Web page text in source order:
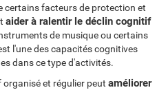
certains facteurs de protection et
aider à ralentir le déclin cognitif
de musique ou certains
l'une des capacités cognitives
dans ce type d'activités.
organisé et régulier peutaméliorer